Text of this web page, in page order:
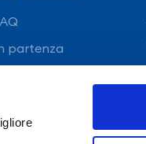
partenza